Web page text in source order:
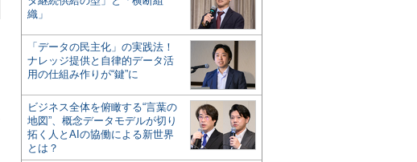
織」
「データの民主化」の実践法！
ナレッジ提供と自律的データ活
用の仕組み作りが“鍵”に
ビジネス全体を俯瞰する“言葉の
地図”、概念データモデルが切り
拓く人とAIの協働による新世界
とは？